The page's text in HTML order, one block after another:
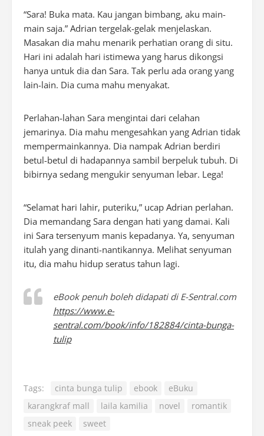
“Sara! Buka mata. Kau jangan bimbang, aku main-
main saja.” Adrian tergelak-gelak menjelaskan.
Masakan dia mahu menarik perhatian orang di situ.
Hari ini adalah hari istimewa yang harus dikongsi
hanya untuk dia dan Sara. Tak perlu ada orang yang
lain-lain. Dia cuma mahu menyakat.
Perlahan-lahan Sara mengintai dari celahan
jemarinya. Dia mahu mengesahkan yang Adrian tidak
mempermainkannya. Dia nampak Adrian berdiri
betul-betul di hadapannya sambil berpeluk tubuh. Di
bibirnya sedang mengukir senyuman lebar. Lega!
“Selamat hari lahir, puteriku,” ucap Adrian perlahan.
Dia memandang Sara dengan hati yang damai. Kali
ini Sara tersenyum manis kepadanya. Ya, senyuman
itulah yang dinanti-nantikannya. Melihat senyuman
itu, dia mahu hidup seratus tahun lagi.
eBook penuh boleh didapati di E-Sentral.com
https://www.e-
sentral.com/book/info/182884/cinta-bunga-
tulip
Tags: cinta bunga tulip ebook
eBuku
karangkraf mall
laila kamilia novel
romantik
sneak peek
sweet